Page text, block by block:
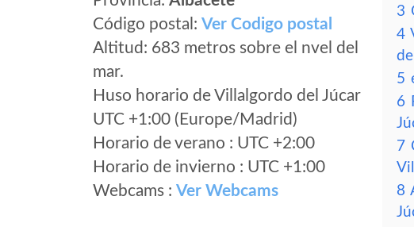
Código postal: Ver Codigo postal
Altitud: 683 metros sobre el nvel del
mar.
Huso horario de Villalgordo del Júcar
UTC +1:00 (Europe/Madrid)
Horario de verano : UTC +2:00
Horario de invierno : UTC +1:00
Webcams : Ver Webcams
3
4
5
6
7
8